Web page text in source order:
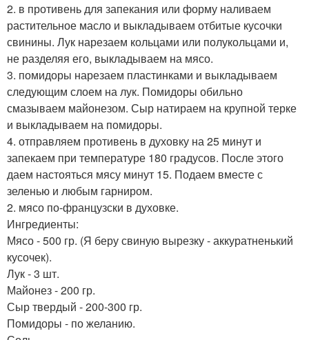
2. в противень для запекания или форму наливаем
растительное масло и выкладываем отбитые кусочки
свинины. Лук нарезаем кольцами или полукольцами и,
не разделяя его, выкладываем на мясо.
3. помидоры нарезаем пластинками и выкладываем
следующим слоем на лук. Помидоры обильно
смазываем майонезом. Сыр натираем на крупной терке
и выкладываем на помидоры.
4. отправляем противень в духовку на 25 минут и
запекаем при температуре 180 градусов. После этого
даем настояться мясу минут 15. Подаем вместе с
зеленью и любым гарниром.
2. мясо по-французски в духовке.
Ингредиенты:
Мясо - 500 гр. (Я беру свиную вырезку - аккуратненький
кусочек).
Лук - 3 шт.
Майонез - 200 гр.
Сыр твердый - 200-300 гр.
Помидоры - по желанию.